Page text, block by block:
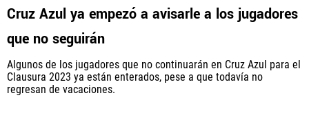
Cruz Azul ya empezó a avisarle a los jugadores
que no seguirán
Algunos de los jugadores que no continuarán en Cruz Azul para el
Clausura 2023 ya están enterados, pese a que todavía no
regresan de vacaciones.